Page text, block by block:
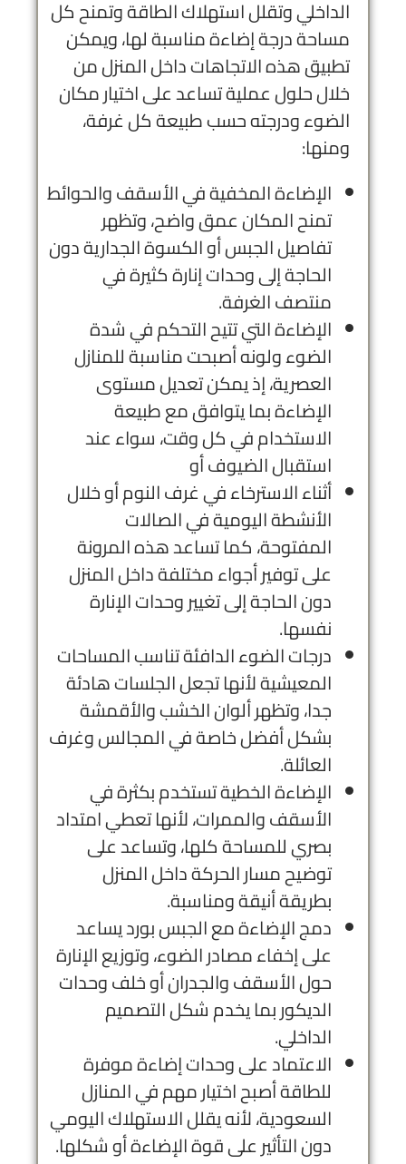
الداخلي وتقلل استهلاك الطاقة وتمنح كل
مساحة درجة إضاءة مناسبة لها، ويمكن
تطبيق هذه الاتجاهات داخل المنزل من
خلال حلول عملية تساعد على اختيار مكان
الضوء ودرجته حسب طبيعة كل غرفة،
ومنها:
الإضاءة المخفية في الأسقف والحوائط
تمنح المكان عمق واضح، وتظهر
تفاصيل الجبس أو الكسوة الجدارية دون
الحاجة إلى وحدات إنارة كثيرة في
منتصف الغرفة.
الإضاءة التي تتيح التحكم في شدة
الضوء ولونه أصبحت مناسبة للمنازل
العصرية، إذ يمكن تعديل مستوى
الإضاءة بما يتوافق مع طبيعة
الاستخدام في كل وقت، سواء عند
استقبال الضيوف أو
أثناء الاسترخاء في غرف النوم أو خلال
الأنشطة اليومية في الصالات
المفتوحة، كما تساعد هذه المرونة
على توفير أجواء مختلفة داخل المنزل
دون الحاجة إلى تغيير وحدات الإنارة
نفسها.
درجات الضوء الدافئة تناسب المساحات
المعيشية لأنها تجعل الجلسات هادئة
جدا، وتظهر ألوان الخشب والأقمشة
بشكل أفضل خاصة في المجالس وغرف
العائلة.
الإضاءة الخطية تستخدم بكثرة في
الأسقف والممرات، لأنها تعطي امتداد
بصري للمساحة كلها، وتساعد على
توضيح مسار الحركة داخل المنزل
بطريقة أنيقة ومناسبة.
دمج الإضاءة مع الجبس بورد يساعد
على إخفاء مصادر الضوء، وتوزيع الإنارة
حول الأسقف والجدران أو خلف وحدات
الديكور بما يخدم شكل التصميم
الداخلي.
الاعتماد على وحدات إضاءة موفرة
للطاقة أصبح اختيار مهم في المنازل
السعودية، لأنه يقلل الاستهلاك اليومي
دون التأثير على قوة الإضاءة أو شكلها.